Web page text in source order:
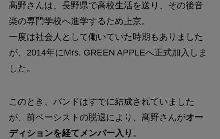
髙野さんは、長野県で高校生活を送り、その後音
楽の専門学校へ進学するため上京。
一度は社会人として働いていた時期もありました
が、2014年にMrs. GREEN APPLEへ正式加入しま
した。
このとき、バンドはすでに結成されていました
が、前ベーシストの脱退により、髙野さんがオー
ディションを経てメンバー入り 。